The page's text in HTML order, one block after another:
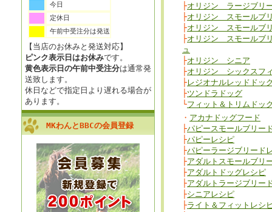
今日
定休日
午前中受注分は発送
【当店のお休みと発送対応】
ピンク表示日はお休みです。
黄色表示日の午前中受注分は通常発
送致します。
休日などで指定日より遅れる場合が
あります。
MKわんとBBCの会員登録
├オリジン ラージブリ
├オリジン スモールブ
├オリジン スモールブ
├オリジン スモールブ
ュ
├オリジン シニア
├オリジン シックスフ
├レジオナルレッドドッ
├ツンドラドッグ
└フィット＆トリムドッ
・ アカナドッグフード
├パピースモールブリー
├パピーレシピ
├パピーラージブリード
├アダルトスモールブリ
├アダルトドッグレシピ
├アダルトラージブリー
├シニアレシピ
├ライト＆フィットレシ